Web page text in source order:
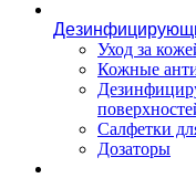
Уход за
Кожные
Салфетки
Дозаторы